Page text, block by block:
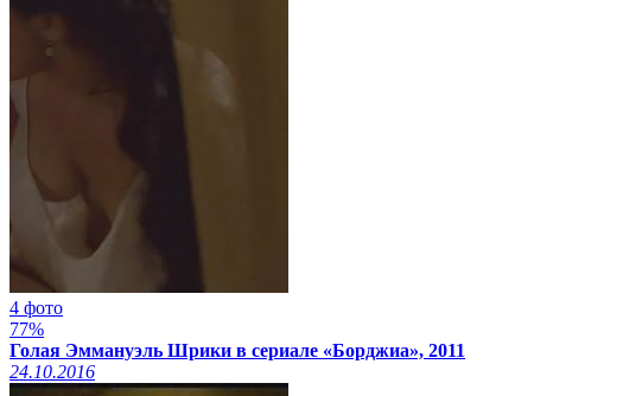
4 фото
77%
Голая Эммануэль Шрики в сериале «Борджиа», 2011
24.10.2016